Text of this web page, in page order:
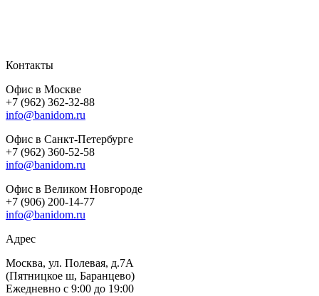
Контакты
Офис в Москве
+7 (962) 362-32-88
info@banidom.ru
Офис в Санкт-Петербурге
+7 (962) 360-52-58
info@banidom.ru
Офис в Великом Новгороде
+7 (906) 200-14-77
info@banidom.ru
Адрес
Москва, ул. Полевая, д.7А
(Пятницкое ш, Баранцево)
Ежедневно с 9:00 до 19:00